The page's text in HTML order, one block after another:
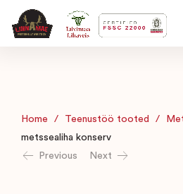
Home / Teenustöö tooted /
metssealiha konserv
Previous
Next